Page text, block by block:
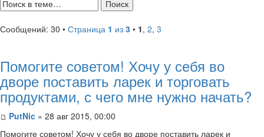
Сообщений: 30 • Страница 1 из 3 • 1, 2, 3
Помогите советом! Хочу у себя во
дворе поставить ларек и торговать
продуктами, с чего мне нужно начать?
PutNic » 28 авг 2015, 00:00
Помогите советом! Хочу у себя во дворе поставить ларек и